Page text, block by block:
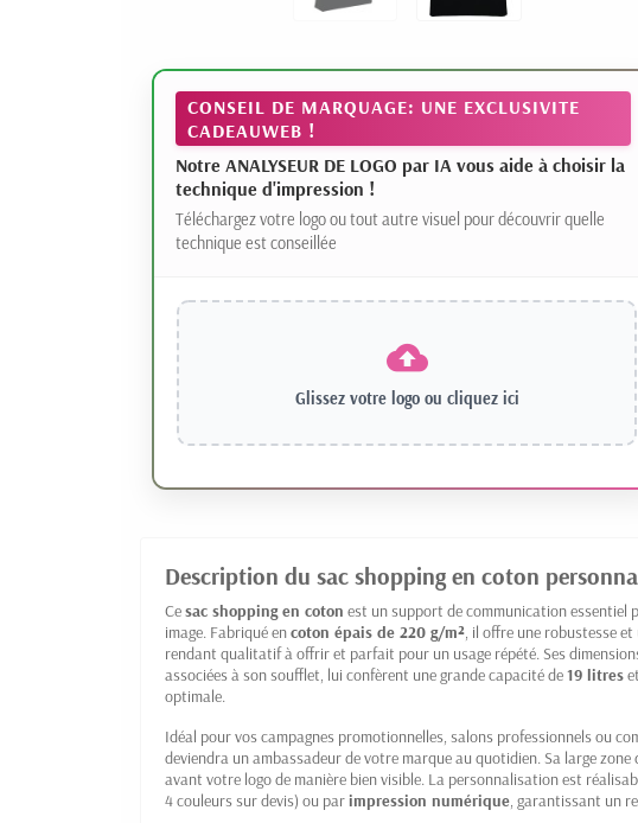
CONSEIL DE MARQUAGE: UNE EXCLUSIVITE
CADEAUWEB !
Notre ANALYSEUR DE LOGO par IA vous aide à choisir la
technique d'impression !
Téléchargez votre logo ou tout autre visuel pour découvrir quelle
technique est conseillée
Glissez votre logo ou cliquez ici
Description du sac shopping en coton
Cesac shopping en coton est un support de communication essentiel
image. Fabriqué encoton épais de 220 g/m², il offre une robustesse
rendant qualitatif à offrir et parfait pour un usage répété. Ses
associées à son soufflet, lui confèrent une grande capacité de19 litres
optimale.
Idéal pour vos campagnes promotionnelles, salons professionnels ou
deviendra un ambassadeur de votre marque au quotidien. Sa large
avant votre logo de manière bien visible. La personnalisation est
4 couleurs sur devis) ou parimpression numérique, garantissant un